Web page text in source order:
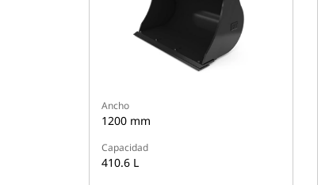
Ancho
1200 mm
Capacidad
410.6 L